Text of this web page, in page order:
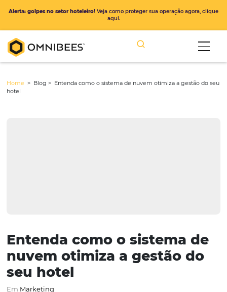
Entenda como o sistema
Alerta: golpes no setor hoteleiro!Veja como proteger sua operação